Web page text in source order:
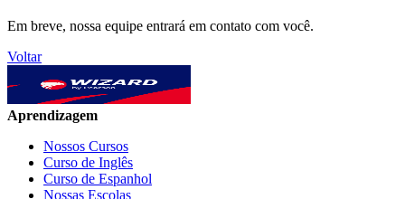
Em breve, nossa equipe entrará em contato com você.
Voltar
Aprendizagem
Nossos Cursos
Curso de Inglês
Curso de Espanhol
Nossas Escolas